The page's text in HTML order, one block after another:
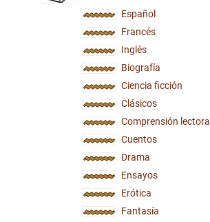
Español
Francés
Inglés
Biografía
Ciencia ficción
Clásicos
Comprensión lectora
Cuentos
Drama
Ensayos
Erótica
Fantasía